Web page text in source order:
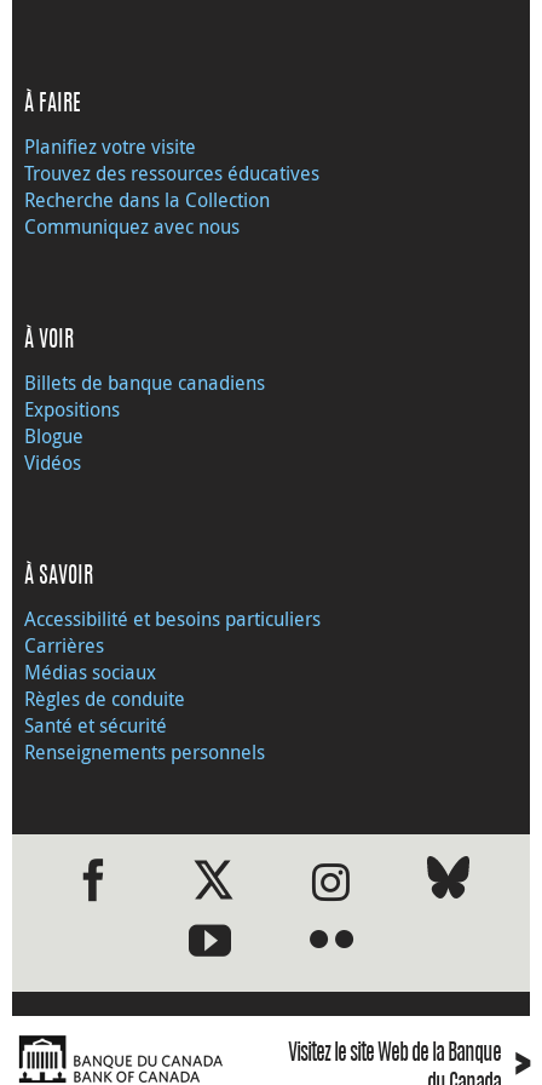
À FAIRE
Planifiez votre visite
Trouvez des ressources éducatives
Recherche dans la Collection
Communiquez avec nous
À VOIR
Billets de banque canadiens
Expositions
Blogue
Vidéos
À SAVOIR
Accessibilité et besoins particuliers
Carrières
Médias sociaux
Règles de conduite
Santé et sécurité
Renseignements personnels
●●
Visitez le site Web de la Banque
›